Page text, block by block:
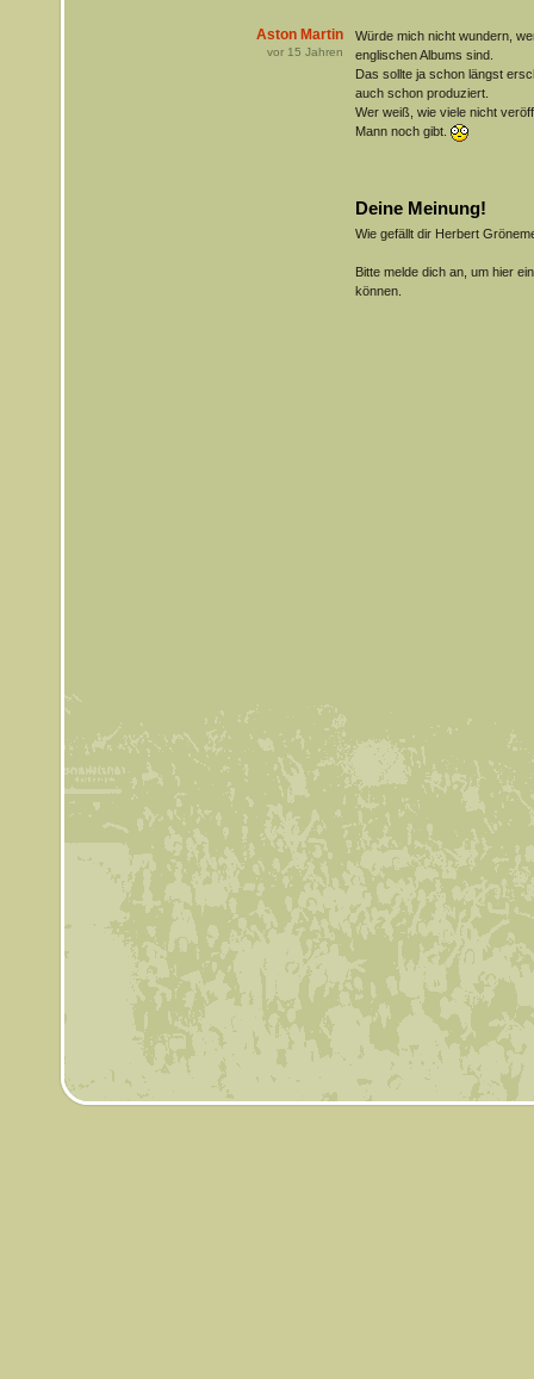
Aston Martin
vor 15 Jahren
Würde mich nicht wundern,
englischen Albums sind.
Das sollte ja schon längst
auch schon produziert.
Wer weiß, wie viele nicht
Mann noch gibt.
Deine Meinung!
Wie gefällt dir Herbert
Bitte melde dich an, um hier
können.